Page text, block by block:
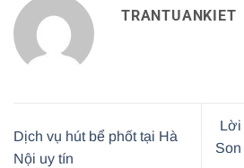
TRANTUANKIET
Dịch vụ hút bể phốt tại Hà
Nội uy tín
Lời